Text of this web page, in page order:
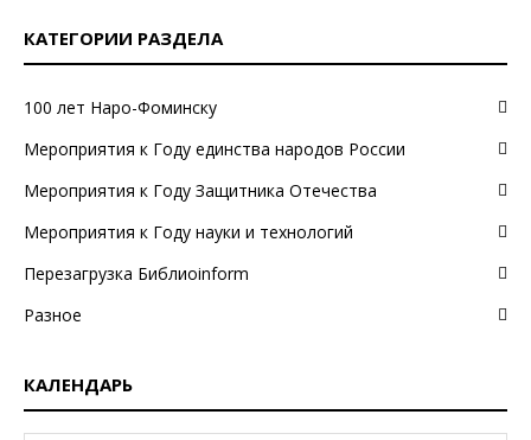
КАТЕГОРИИ РАЗДЕЛА
100 лет Наро-Фоминску
Мероприятия к Году единства народов России
Мероприятия к Году Защитника Отечества
Мероприятия к Году науки и технологий
Перезагрузка Библиоinform
Разное
КАЛЕНДАРЬ